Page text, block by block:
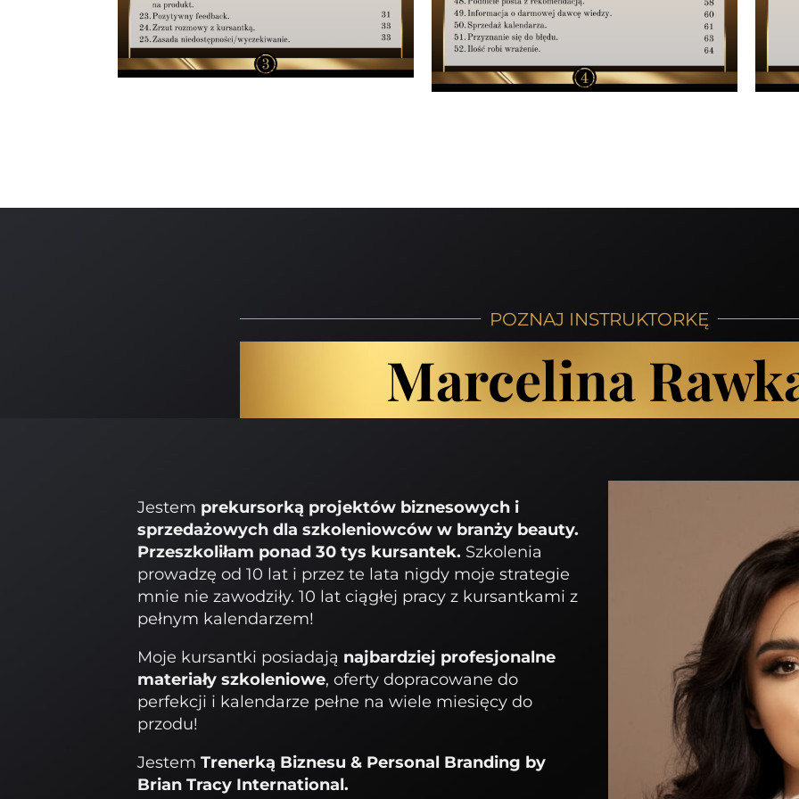
POZNAJ INSTRUKTORKĘ
Marcelina
Jestem prekursorką projektów biznesowych i
sprzedażowych dla szkoleniowców w branży beauty.
Przeszkoliłam ponad 30 tys kursantek. Szkolenia
prowadzę od 10 lat i przez te lata nigdy moje strategie
mnie nie zawodziły. 10 lat ciągłej pracy z kursantkami z
pełnym kalendarzem!
Moje kursantki posiadają najbardziej profesjonalne
materiały szkoleniowe, oferty dopracowane do
perfekcji i kalendarze pełne na wiele miesięcy do
przodu!
Jestem Trenerką Biznesu & Personal Branding by
Brian Tracy International.